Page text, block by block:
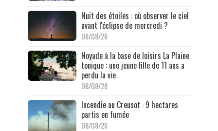
Nuit des étoiles : où observer le ciel
avant l'éclipse de mercredi ?
08/08/26
Noyade à la base de loisirs La Plaine
tonique : une jeune fille de 11 ans a
perdu la vie
08/08/26
Incendie au Creusot : 9 hectares
partis en fumée
08/08/26